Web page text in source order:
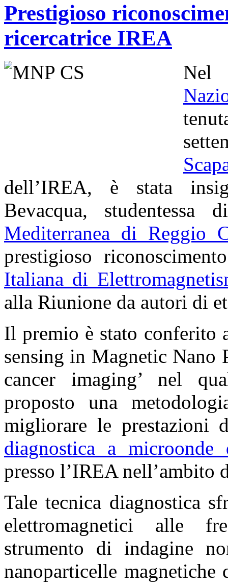
Prestigioso
ricercatrice IREA
dell’IREA, è stata
Bevacqua,
Mediterranea di Reggio
prestigioso
Italiana di
alla Riunione da autori di
Il premio è stato conferito
sensing in Magnetic Nano
cancer imaging’ nel
proposto una
migliorare le prestazioni
diagnostica a
presso l’IREA nell’ambito
Tale tecnica diagnostica
elettromagnetici alle
strumento di indagine
nanoparticelle magnetiche